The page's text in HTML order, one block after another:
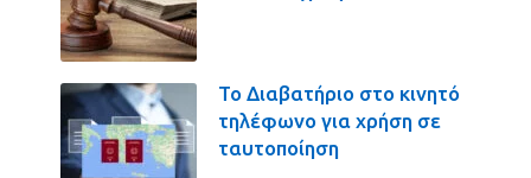
Το Διαβατήριο στο κινητό
τηλέφωνο για χρήση σε
ταυτοποίηση